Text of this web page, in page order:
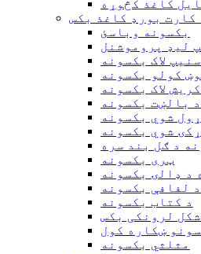
کاغذ کڅوړه
کارت بورډ کاغذ بکس
بکسونه وباسئ
لیډ پروموشنل
سنیپ لاک بکسونه
کولو بکسونه
لاک بکسونه
د بالښت بکسونه
شوي بکسونه
شوي بکسونه
د ګل بند سره
ټری بکسونه
د ډالۍ بکسونه
د لفافې بکسونه
د کتاب بکسونه
لرونکی بکس
ښکاره کول
مثلثي بکسونه